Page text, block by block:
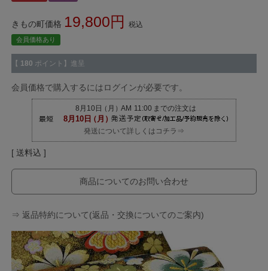
きもの町価格 19,800 税込
会員価格あり
【 180 ポイント】進呈
会員価格で購入するにはログインが必要です。
発送について詳しくはコチラ⇒
送料込
商品についてのお問い合わせ
⇒ 返品特約について(返品・交換についてのご案内)